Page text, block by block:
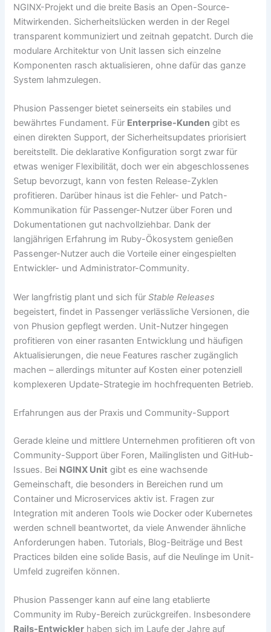
NGINX-Projekt und die breite Basis an Open-Source-
Mitwirkenden. Sicherheitslücken werden in der Regel
transparent kommuniziert und zeitnah gepatcht. Durch die
modulare Architektur von Unit lassen sich einzelne
Komponenten rasch aktualisieren, ohne dafür das ganze
System lahmzulegen.
Phusion Passenger bietet seinerseits ein stabiles und
bewährtes Fundament. Für Enterprise-Kunden gibt es
einen direkten Support, der Sicherheitsupdates priorisiert
bereitstellt. Die deklarative Konfiguration sorgt zwar für
etwas weniger Flexibilität, doch wer ein abgeschlossenes
Setup bevorzugt, kann von festen Release-Zyklen
profitieren. Darüber hinaus ist die Fehler- und Patch-
Kommunikation für Passenger-Nutzer über Foren und
Dokumentationen gut nachvollziehbar. Dank der
langjährigen Erfahrung im Ruby-Ökosystem genießen
Passenger-Nutzer auch die Vorteile einer eingespielten
Entwickler- und Administrator-Community.
Wer langfristig plant und sich fürStable Releases
begeistert, findet in Passenger verlässliche Versionen, die
von Phusion gepflegt werden. Unit-Nutzer hingegen
profitieren von einer rasanten Entwicklung und häufigen
Aktualisierungen, die neue Features rascher zugänglich
machen – allerdings mitunter auf Kosten einer potenziell
komplexeren Update-Strategie im hochfrequenten Betrieb.
Erfahrungen aus der Praxis und Community-Support
Gerade kleine und mittlere Unternehmen profitieren oft von
Community-Support über Foren, Mailinglisten und GitHub-
Issues. Bei NGINX Unit gibt es eine wachsende
Gemeinschaft, die besonders in Bereichen rund um
Container und Microservices aktiv ist. Fragen zur
Integration mit anderen Tools wie Docker oder Kubernetes
werden schnell beantwortet, da viele Anwender ähnliche
Anforderungen haben. Tutorials, Blog-Beiträge und Best
Practices bilden eine solide Basis, auf die Neulinge im Unit-
Umfeld zugreifen können.
Phusion Passenger kann auf eine lang etablierte
Community im Ruby-Bereich zurückgreifen. Insbesondere
Rails-Entwickler haben sich im Laufe der Jahre auf